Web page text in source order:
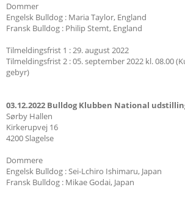
Dommer
Engelsk Bulldog : Maria Taylor, England
Fransk Bulldog : Philip Stemt, England
Tilmeldingsfrist 1 : 29. august 2022
Tilmeldingsfrist 2 : 05. september 2022 kl. 08.00
gebyr)
03.12.2022 Bulldog Klubben National
Sørby Hallen
Kirkerupvej 16
4200 Slagelse
Dommere
Engelsk Bulldog : Sei-Lchiro Ishimaru, Japan
Fransk Bulldog : Mikae Godai, Japan